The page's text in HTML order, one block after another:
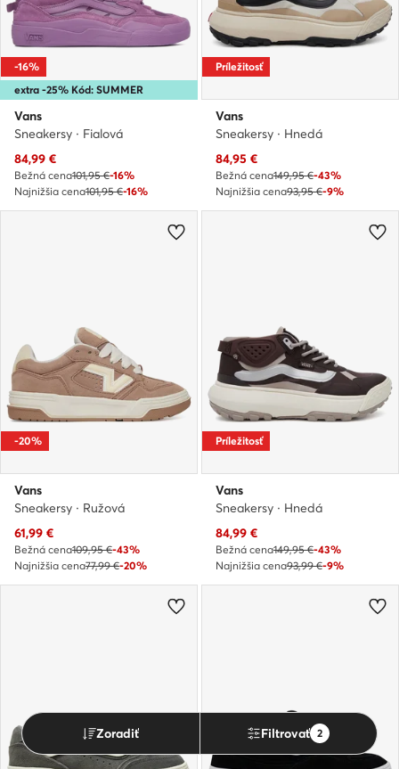
extra -25% Kód: SUMMER
-16%
Vans
Sneakersy · Fialová
Aktuálna cena
84,99 €
Bežná cena101,95 €-16%
Najnižšia cena101,95 €-16%
Príležitosť
Vans
Sneakersy · Hnedá
Aktuálna cena
84,95 €
Bežná cena149,95 €-43%
Najnižšia cena93,95 €-9%
-20%
Vans
Sneakersy · Ružová
Aktuálna cena
61,99 €
Bežná cena109,95 €-43%
Najnižšia cena77,99 €-20%
Príležitosť
Vans
Sneakersy · Hnedá
Aktuálna cena
84,99 €
Bežná cena149,95 €-43%
Najnižšia cena93,99 €-9%
Zoradiť Filtrovať 2